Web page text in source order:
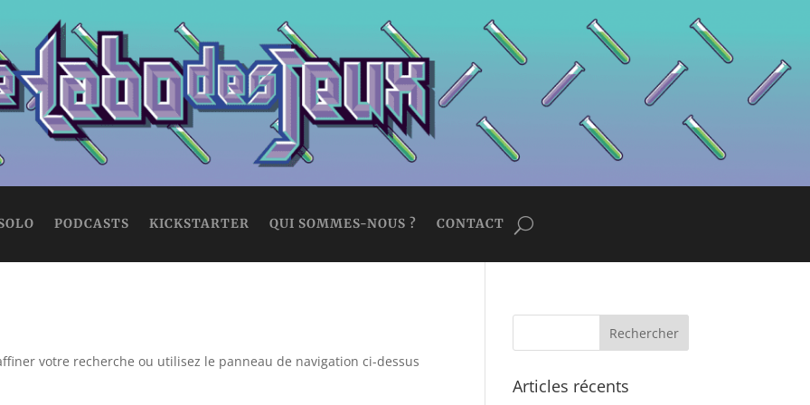
PODCASTS KICKSTARTER QUI SOMMES-NOUS ? CONTACT
votre recherche ou utilisez le panneau de navigation ci-dessus
Articles récents